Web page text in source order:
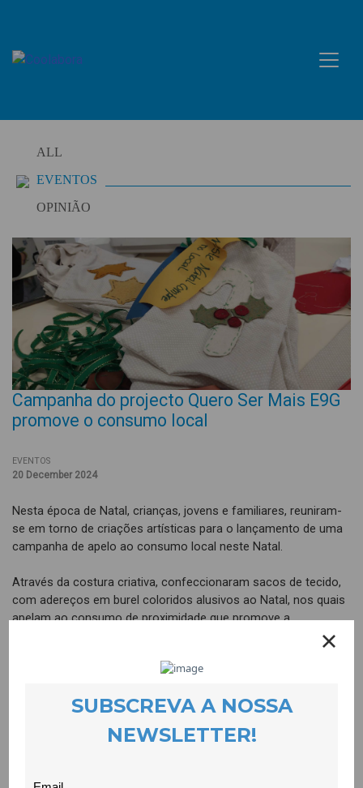
content
ALL
EVENTOS
OPINIÃO
Campanha do projecto Quero Ser Mais E9G
promove o consumo local
EVENTOS
20 December 2024
Nesta época de Natal, crianças, jovens e familiares, reuniram-
se em torno de criações artísticas para o lançamento de uma
campanha de apelo ao consumo local neste Natal.
Através da costura criativa, confeccionaram sacos de tecido,
com adereços em burel coloridos alusivos ao Natal, nos quais
apelam ao consumo de proximidade que promove a
A iniciativa permitiu reflectir sobre o consumismo de forma
desenvolver competências pessoais, como a resistência à
frustração; competências sociais, como a cooperação e
competências cívicas relacionadas com a temática da